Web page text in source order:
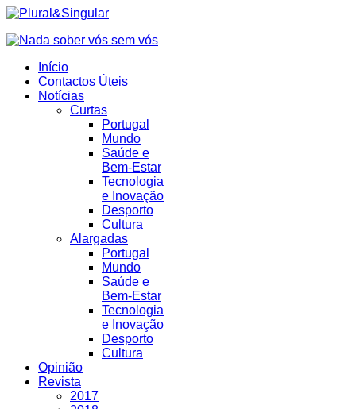
Início
Contactos Úteis
Notícias
Curtas
Portugal
Mundo
Saúde e
Bem-Estar
Tecnologia
e Inovação
Desporto
Cultura
Alargadas
Portugal
Mundo
Saúde e
Bem-Estar
Tecnologia
e Inovação
Desporto
Cultura
Opinião
Revista
2017